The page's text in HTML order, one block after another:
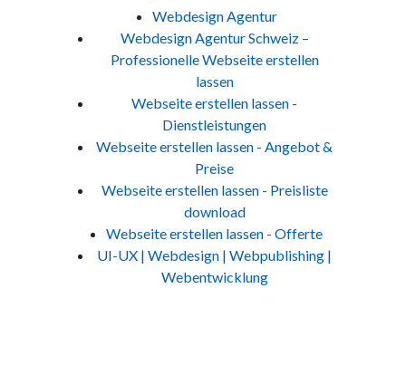
Webdesign Agentur
Webdesign Agentur Schweiz –
Professionelle Webseite erstellen
lassen
Webseite erstellen lassen -
Dienstleistungen
Webseite erstellen lassen - Angebot &
Preise
Webseite erstellen lassen - Preisliste
download
Webseite erstellen lassen - Offerte
UI-UX | Webdesign | Webpublishing |
Webentwicklung